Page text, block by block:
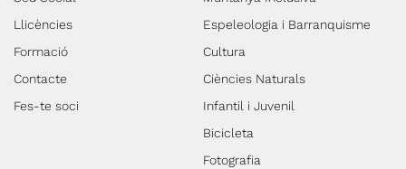
Llicències
Formació
Contacte
Fes-te soci
Espeleologia i Barranquisme
Cultura
Ciències Naturals
Infantil i Juvenil
Bicicleta
Fotografia